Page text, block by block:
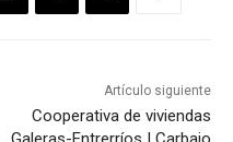
Artículo siguiente
Cooperativa de viviendas